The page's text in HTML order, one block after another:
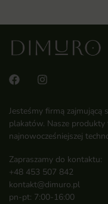
Jesteśmy firmą zajmującą
plakatów. Nasze
najnowocześniejszej
Zapraszamy do kontaktu:
+48 453 507 842
kontakt@dimuro.pl
pn-pt: 7:00-16:00